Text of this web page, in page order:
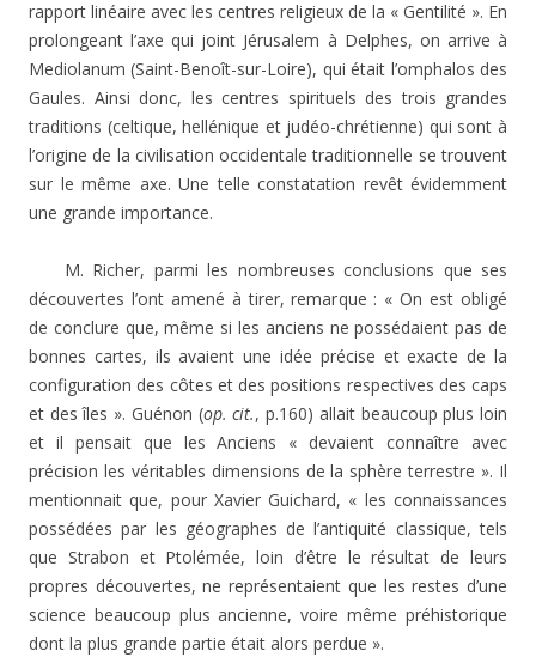
rapport linéaire avec les centres religieux de la « Gentilité ». En
prolongeant l’axe qui joint Jérusalem à Delphes, on arrive à
Mediolanum (Saint-Benoît-sur-Loire), qui était l’omphalos des
Gaules. Ainsi donc, les centres spirituels des trois grandes
traditions (celtique, hellénique et judéo-chrétienne) qui sont à
l’origine de la civilisation occidentale traditionnelle se trouvent
sur le même axe. Une telle constatation revêt évidemment
une grande importance.
M. Richer, parmi les nombreuses conclusions que ses
découvertes l’ont amené à tirer, remarque : « On est obligé
de conclure que, même si les anciens ne possédaient pas de
bonnes cartes, ils avaient une idée précise et exacte de la
configuration des côtes et des positions respectives des caps
et des îles ». Guénon (op. cit., p.160) allait beaucoup plus loin
et il pensait que les Anciens « devaient connaître avec
précision les véritables dimensions de la sphère terrestre ». Il
mentionnait que, pour Xavier Guichard, « les connaissances
possédées par les géographes de l’antiquité classique, tels
que Strabon et Ptolémée, loin d’être le résultat de leurs
propres découvertes, ne représentaient que les restes d’une
science beaucoup plus ancienne, voire même préhistorique
dont la plus grande partie était alors perdue ».